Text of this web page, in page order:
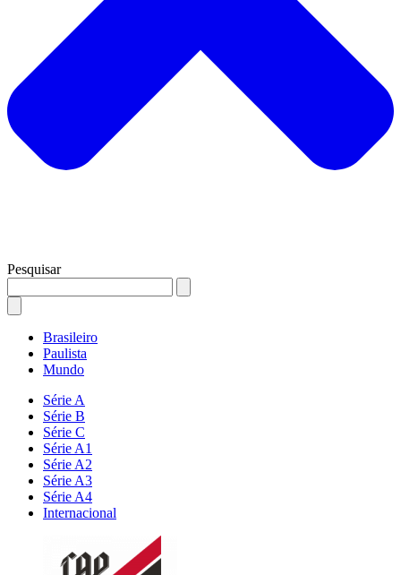
Pesquisar
Brasileiro
Paulista
Mundo
Série A
Série B
Série C
Série A1
Série A2
Série A3
Série A4
Internacional